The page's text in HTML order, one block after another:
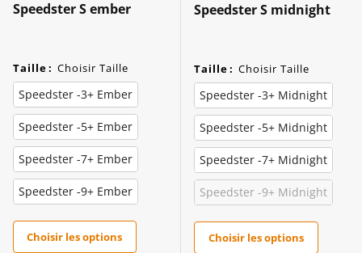
Speedster S ember
Taille: Choisir Taille
Speedster -3+ Ember
Speedster -5+ Ember
Speedster -7+ Ember
Speedster -9+ Ember
Choisir les options
Speedster S midnight
Taille: Choisir Taille
Speedster -3+ Midnight
Speedster -5+ Midnight
Speedster -7+ Midnight
Speedster -9+ Midnight
Choisir les options